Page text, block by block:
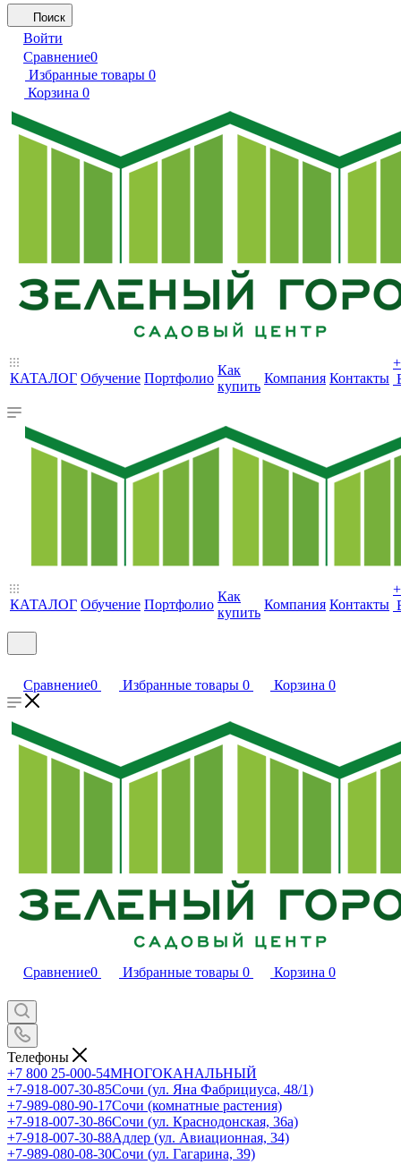
Поиск
Войти
Сравнение0
Избранные товары 0
Корзина 0
КАТАЛОГ Обучение Портфолио
Как
купить
Компания Контакты
+
КАТАЛОГ Обучение Портфолио
Как
купить
Компания Контакты
+
Сравнение0 Избранные товары 0 Корзина 0
Сравнение0 Избранные товары 0 Корзина 0
Телефоны
+7 800 25-000-54МНОГОКАНАЛЬНЫЙ
+7-918-007-30-85Сочи (ул. Яна Фабрициуса, 48/1)
+7-989-080-90-17Сочи (комнатные растения)
+7-918-007-30-86Сочи (ул. Краснодонская, 36а)
+7-918-007-30-88Адлер (ул. Авиационная, 34)
+7-989-080-08-30Сочи (ул. Гагарина, 39)